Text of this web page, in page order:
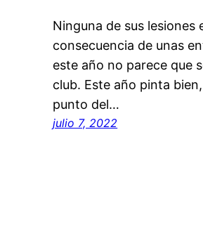
Ninguna de sus lesiones
consecuencia de unas
este año no parece que
club. Este año pinta
punto del…
julio 7, 2022